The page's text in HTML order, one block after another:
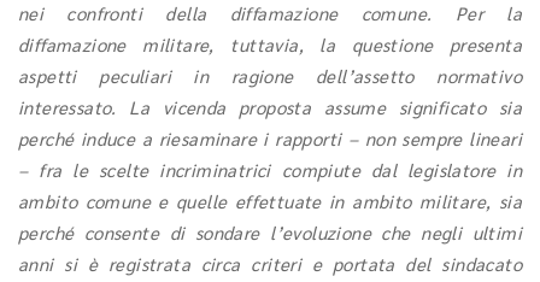
nei confronti della diffamazione comune. Per la
diffamazione militare, tuttavia, la questione presenta
aspetti peculiari in ragione dell’assetto normativo
interessato. La vicenda proposta assume significato sia
perché induce a riesaminare i rapporti – non sempre lineari
– fra le scelte incriminatrici compiute dal legislatore in
ambito comune e quelle effettuate in ambito militare, sia
perché consente di sondare l’evoluzione che negli ultimi
anni si è registrata circa criteri e portata del sindacato